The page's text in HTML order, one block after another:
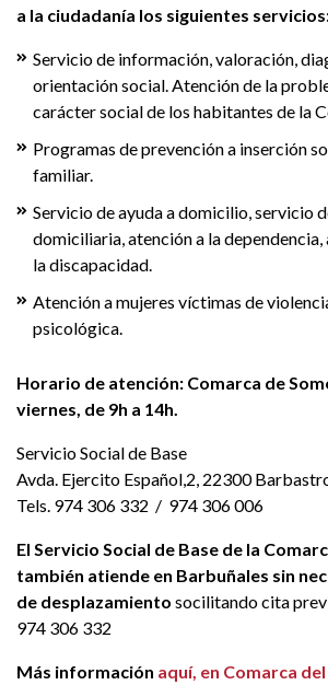
a la ciudadanía los siguientes
Servicio de información, valoración,
orientación social. Atención de la
carácter social de los habitantes de la
Programas de prevención a inserción
familiar.
Servicio de ayuda a domicilio, servicio
domiciliaria, atención a la dependencia,
la discapacidad.
Atención a mujeres víctimas de
psicológica.
Horario de atención: Comarca de
viernes, de 9h a 14h.
Servicio Social de Base
Avda. Ejercito Español,2, 22300
Tels. 974 306 332 / 974 306 006
El Servicio Social de Base de la
también atiende en Barbuñales sin
de desplazamiento socilitando cita
974 306 332
Más información aquí, en Comarca